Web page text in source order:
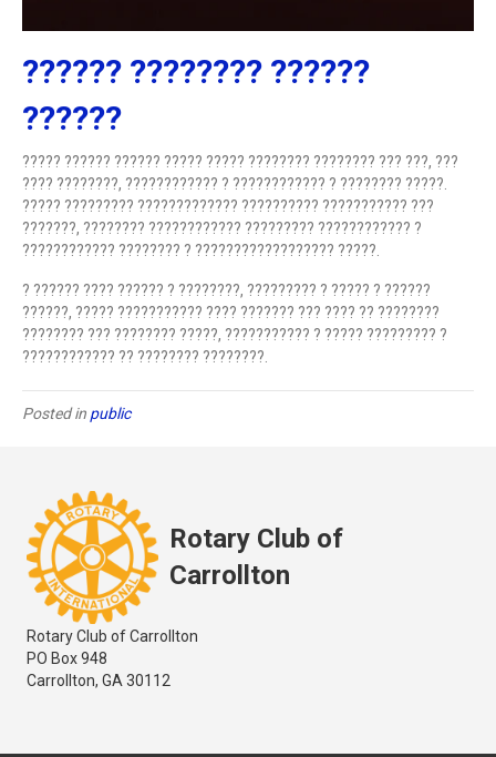
?????? ???????? ??????
??????
????? ?????? ?????? ????? ????? ???????? ???????? ??? ???, ???
???? ????????, ???????????? ? ???????????? ? ???????? ?????.
????? ????????? ????????????? ?????????? ??????????? ???
???????, ???????? ???????????? ????????? ???????????? ?
???????????? ???????? ? ?????????????????? ?????.
? ?????? ???? ?????? ? ????????, ????????? ? ????? ? ??????
??????, ????? ??????????? ???? ??????? ??? ???? ?? ????????
???????? ??? ???????? ?????, ??????????? ? ????? ????????? ?
???????????? ?? ???????? ????????.
Posted in public
Rotary Club of
Carrollton
Rotary Club of Carrollton
PO Box 948
Carrollton, GA 30112